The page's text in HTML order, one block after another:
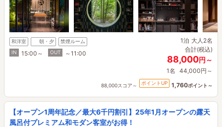
和洋室 朝・夕
禁煙ルーム
IN
15:00～ OUT ～11:00
1泊 大人2名
合計(税込)
88,000円～
1名 44,000円～
88,000スコア～ ポイントUP 1,760ポイント～
【オープン1周年記念／最大6千円割引】25年1月オープンの露天
風呂付プレミアム和モダン客室がお得！